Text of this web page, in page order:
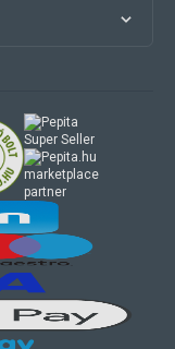
marketplace
partner